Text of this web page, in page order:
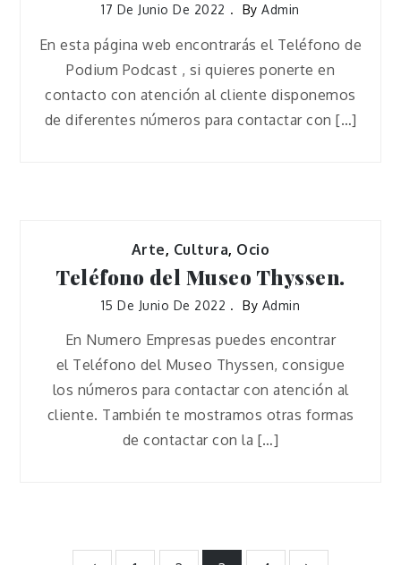
17 De Junio De 2022 ByAdmin
En esta página web encontrarás el Teléfono de
Podium Podcast , si quieres ponerte en
contacto con atención al cliente disponemos
de diferentes números para contactar con […]
Arte, Cultura, Ocio
Teléfono del Museo Thyssen.
15 De Junio De 2022 By Admin
En Numero Empresas puedes encontrar
el Teléfono del Museo Thyssen, consigue
los números para contactar con atención al
cliente. También te mostramos otras formas
de contactar con la […]